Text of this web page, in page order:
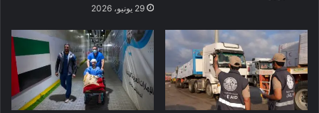
29 يونيو، 2026